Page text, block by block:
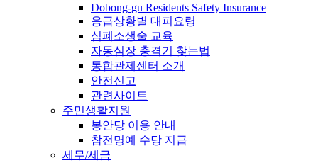
Dobong-gu Residents Safety Insurance
응급상황별 대피요령
심폐소생술 교육
자동심장 충격기 찾는법
통합관제센터 소개
안전신고
관련사이트
주민생활지원
봉안당 이용 안내
참전명예 수당 지급
세무/세금